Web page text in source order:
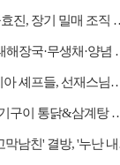
[종합] '유부녀 킬러
'편스토랑'
'어서와 한국은' 이탈리아 셰프들
'전현무계획4' 인천 전기구이
'더